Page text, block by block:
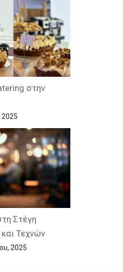
στην
2025
Στέγη
Τεχνών
2025